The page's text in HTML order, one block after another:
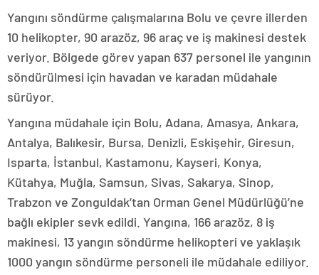
Yangını söndürme çalışmalarına Bolu ve çevre illerden
10 helikopter, 90 arazöz, 96 araç ve iş makinesi destek
veriyor. Bölgede görev yapan 637 personel ile yangının
söndürülmesi için havadan ve karadan müdahale
sürüyor.
Yangına müdahale için Bolu, Adana, Amasya, Ankara,
Antalya, Balıkesir, Bursa, Denizli, Eskişehir, Giresun,
Isparta, İstanbul, Kastamonu, Kayseri, Konya,
Kütahya, Muğla, Samsun, Sivas, Sakarya, Sinop,
Trabzon ve Zonguldak’tan Orman Genel Müdürlüğü’ne
bağlı ekipler sevk edildi. Yangına, 166 arazöz, 8 iş
makinesi, 13 yangın söndürme helikopteri ve yaklaşık
1000 yangın söndürme personeli ile müdahale ediliyor.